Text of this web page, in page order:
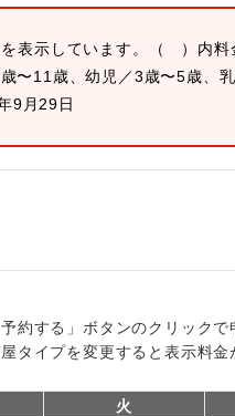
表示しています。
（ ）内料
〜11歳、幼児／3歳〜5歳、
9月29日
予約する」ボタンのクリックで
タイプを変更すると表示料金
火